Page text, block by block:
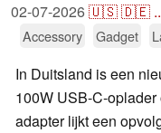
02-07-2026🇺🇸🇩🇪
Accessory Gadget
In Duitsland is een
100W USB-C-
adapter lijkt een